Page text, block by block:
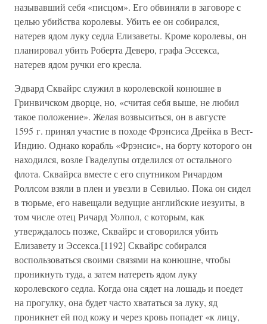
называвший себя «писцом». Его обвиняли в заговоре с
целью убийства королевы. Убить ее он собирался,
натерев ядом луку седла Елизаветы. Кроме королевы, он
планировал убить Роберта Деверо, графа Эссекса,
натерев ядом ручки его кресла.
Эдвард Сквайрс служил в королевской конюшне в
Гринвичском дворце, но, «считая себя выше, не любил
такое положение». Желая возвыситься, он в августе
1595 г. принял участие в походе Фрэнсиса Дрейка в Вест-
Индию. Однако корабль «Фрэнсис», на борту которого он
находился, возле Гваделупы отделился от остального
флота. Сквайрса вместе с его спутником Ричардом
Роллсом взяли в плен и увезли в Севилью. Пока он сидел
в тюрьме, его навещали ведущие английские иезуиты, в
том числе отец Ричард Уолпол, с которым, как
утверждалось позже, Сквайрс и сговорился убить
Елизавету и Эссекса.[1192] Сквайрс собирался
воспользоваться своими связями на конюшне, чтобы
проникнуть туда, а затем натереть ядом луку
королевского седла. Когда она сядет на лошадь и поедет
на прогулку, она будет часто хвататься за луку, яд
проникнет ей под кожу и через кровь попадет «к лицу,